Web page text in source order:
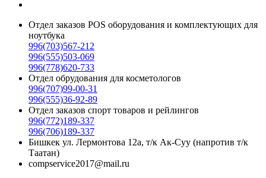
Отдел заказов POS оборудования и комплектующих для
ноутбука
996(703)567-212
996(555)503-069
996(778)620-733
Отдел обрудования для косметологов
996(707)99-00-31
996(555)36-92-89
Отдел заказов спорт товаров и рейлингов
996(772)189-337
996(706)189-337
Бишкек ул. Лермонтова 12а, т/к Ак-Суу (напротив т/к
Таатан)
compservice2017@mail.ru